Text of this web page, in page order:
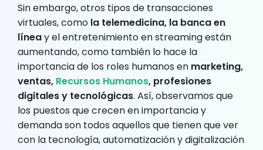
Sin embargo, otros tipos de transacciones
virtuales, como la telemedicina, la banca en
líneay el entretenimiento en streaming están
aumentando, como también lo hace la
importancia de los roles humanos en marketing,
ventas, Recursos Humanos, profesiones
digitales y tecnológicas. Así, observamos que
los puestos que crecen en importancia y
demanda son todos aquellos que tienen que ver
con la tecnología, automatización y digitalización